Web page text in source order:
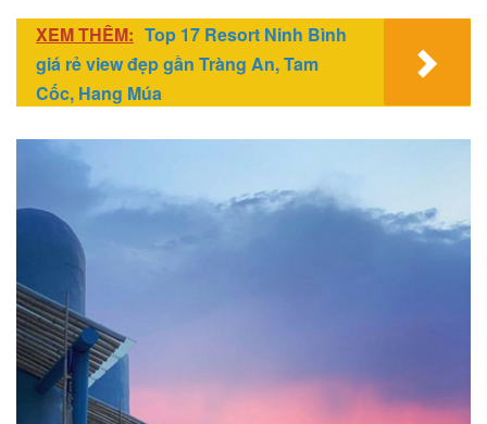
XEM THÊM: Top 17 Resort Ninh Bình
giá rẻ view đẹp gần Tràng An, Tam
Cốc, Hang Múa